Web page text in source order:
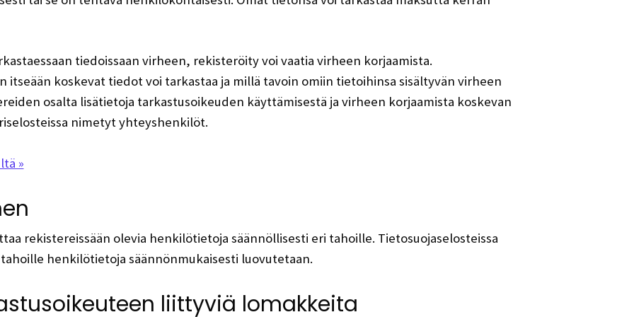
tiedoissaan virheen, rekisteröity voi vaatia virheen korjaamista.
itseään koskevat tiedot voi tarkastaa ja millä tavoin omiin tietoihinsa sisältyvän virheen
osalta lisätietoja tarkastusoikeuden käyttämisestä ja virheen korjaamista koskevan
nimetyt yhteyshenkilöt.
»
rekistereissään olevia henkilötietoja säännöllisesti eri tahoille. Tietosuojaselosteissa
henkilötietoja säännönmukaisesti luovutetaan.
liittyviä lomakkeita